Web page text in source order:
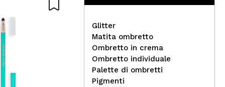
Glitter
Matita ombretto
Ombretto in crema
Ombretto individuale
Palette di ombretti
Pigmenti